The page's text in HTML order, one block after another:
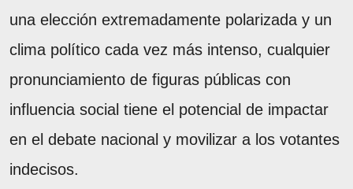
una elección extremadamente polarizada y un
clima político cada vez más intenso, cualquier
pronunciamiento de figuras públicas con
influencia social tiene el potencial de impactar
en el debate nacional y movilizar a los votantes
indecisos.